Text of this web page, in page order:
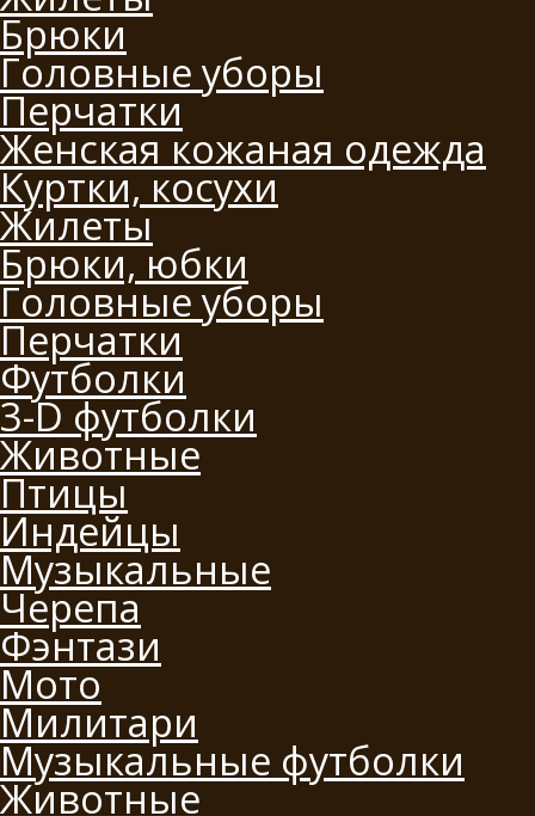
Брюки
Головные уборы
Перчатки
Женская кожаная одежда
Куртки, косухи
Жилеты
Брюки, юбки
Головные уборы
Перчатки
Футболки
3-D футболки
Животные
Птицы
Индейцы
Музыкальные
Черепа
Фэнтази
Мото
Милитари
Музыкальные футболки
Животные